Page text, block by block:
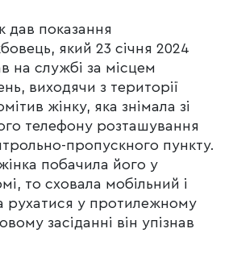
дав показання
який 23 січня 2024
на службі за місцем
виходячи з території
жінку, яка знімала зі
телефону розташування
пропускного пункту.
побачила його у
то сховала мобільний і
рухатися у протилежному
засіданні він упізнав